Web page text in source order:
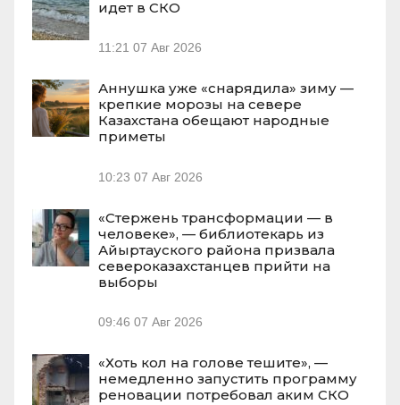
идет в СКО
11:21 07 Авг 2026
Аннушка уже «снарядила» зиму —
крепкие морозы на севере
Казахстана обещают народные
приметы
10:23 07 Авг 2026
«Стержень трансформации — в
человеке», — библиотекарь из
Айыртауского района призвала
североказахстанцев прийти на
выборы
09:46 07 Авг 2026
«Хоть кол на голове тешите», —
немедленно запустить программу
реновации потребовал аким СКО